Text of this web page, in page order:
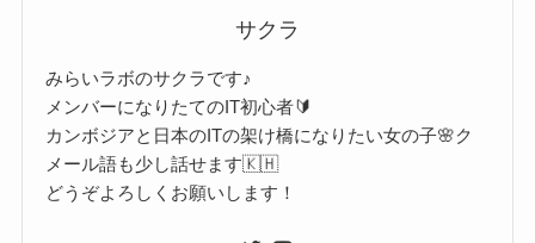
サクラ
みらいラボのサクラです♪
メンバーになりたてのIT初心者🔰
カンボジアと日本のITの架け橋になりたい女の子🌸ク
メール語も少し話せます🇰🇭
どうぞよろしくお願いします！